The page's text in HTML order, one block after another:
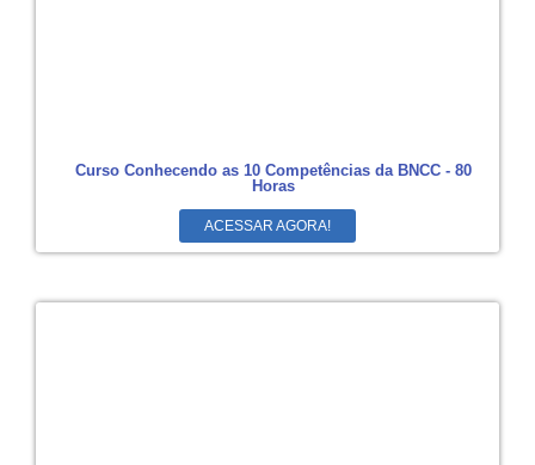
Curso Conhecendo as 10 Competências da BNCC - 80
Horas
ACESSAR AGORA!